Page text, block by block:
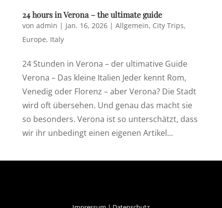
24 hours in Verona – the ultimate guide
von admin | Jan. 16, 2026| Allgemein, City Trips,
Europe, Italy
24 Stunden in Verona – der ultimative Guide
Verona – Das kleine Italien Jeder kennt Rom,
Venedig oder Florenz – aber Verona? Die Stadt
wird oft übersehen. Und genau das macht sie
so besonders. Verona ist so unterschätzt, dass
wir ihr unbedingt einen eigenen Artikel...